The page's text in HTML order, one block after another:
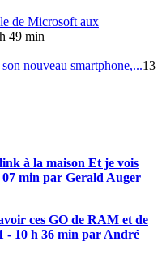
de Microsoft aux
49 min
nouveau smartphone,...13
à la maison Et je vois
07 min par Gerald Auger
ces GO de RAM et de
- 10 h 36 min par André